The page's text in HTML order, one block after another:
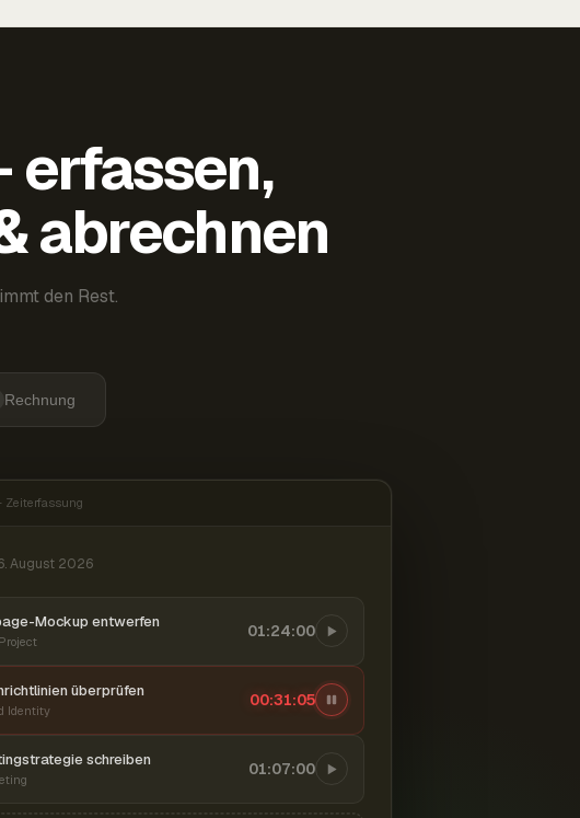
erfassen,
abrechnen
den Rest.
Rechnung
Zeiterfassung
August 2026
Mockup entwerfen 01:24:00
überprüfen
Identity
00:31:06
schreiben 01:07:00